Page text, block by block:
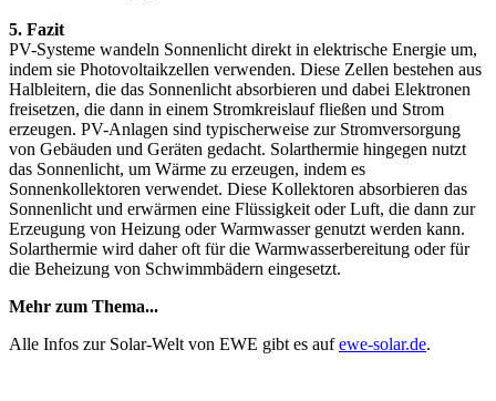
5. Fazit
PV-Systeme wandeln Sonnenlicht direkt in elektrische Energie um,
indem sie Photovoltaikzellen verwenden. Diese Zellen bestehen aus
Halbleitern, die das Sonnenlicht absorbieren und dabei Elektronen
freisetzen, die dann in einem Stromkreislauf fließen und Strom
erzeugen. PV-Anlagen sind typischerweise zur Stromversorgung
von Gebäuden und Geräten gedacht. Solarthermie hingegen nutzt
das Sonnenlicht, um Wärme zu erzeugen, indem es
Sonnenkollektoren verwendet. Diese Kollektoren absorbieren das
Sonnenlicht und erwärmen eine Flüssigkeit oder Luft, die dann zur
Erzeugung von Heizung oder Warmwasser genutzt werden kann.
Solarthermie wird daher oft für die Warmwasserbereitung oder für
die Beheizung von Schwimmbädern eingesetzt.
Mehr zum Thema...
Alle Infos zur Solar-Welt von EWE gibt es aufewe-solar.de.